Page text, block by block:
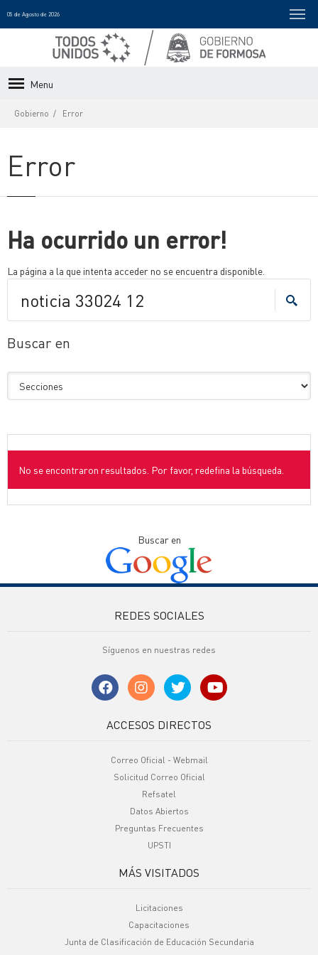
05 de Agosto de 2026
Menu
Gobierno Error
Error
Ha ocurrido un error!
La página a la que intenta acceder no se encuentra disponible.
Buscar en
No se encontraron resultados. Por favor, redefina la búsqueda.
Buscar en
REDES SOCIALES
Síguenos en nuestras redes
ACCESOS DIRECTOS
Correo Oficial - Webmail
Solicitud Correo Oficial
Refsatel
Datos Abiertos
Preguntas Frecuentes
UPSTI
MÁS VISITADOS
Licitaciones
Capacitaciones
Junta de Clasificación de Educación Secundaria